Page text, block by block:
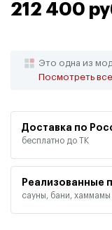
212 400
Это одна из
Посмотреть
Доставка по
бесплатно до ТК
Реализованные
сауны, бани, хаммамы